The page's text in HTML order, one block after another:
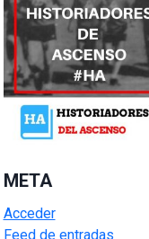
META
Acceder
Feed de entradas